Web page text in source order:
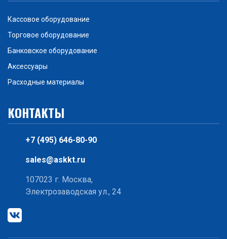
Кассовое оборудование
Торговое оборудование
Банковское оборудование
Аксессуары
Расходные материалы
КОНТАКТЫ
+7 (495) 646-80-90
sales@askkt.ru
107023 г. Москва,
Электрозаводская ул., 24